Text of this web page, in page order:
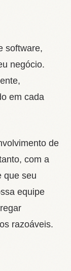
software,
negócio.
em cada
de
com a
que seu
equipe
razoáveis.